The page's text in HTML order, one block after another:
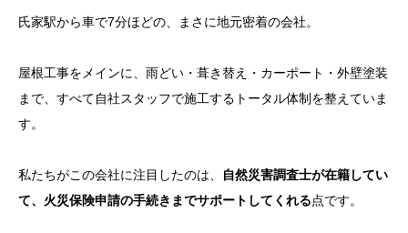
氏家駅から車で7分ほどの、まさに地元密着の会社。
屋根工事をメインに、雨どい・葺き替え・カーポート・外壁塗装
まで、すべて自社スタッフで施工するトータル体制を整えていま
す。
私たちがこの会社に注目したのは、
自然災害調査士が在籍してい
て、火災保険申請の手続きまでサポートしてくれる点です。